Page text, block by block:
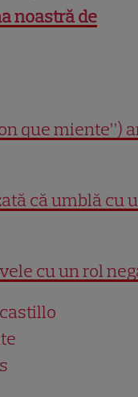
noastră de
que miente”)
că umblă cu
cu un rol